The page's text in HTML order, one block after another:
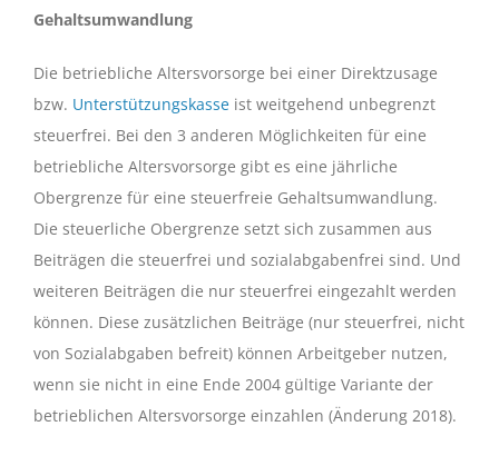
Gehaltsumwandlung
Die betriebliche Altersvorsorge bei einer Direktzusage
bzw. Unterstützungskasse ist weitgehend unbegrenzt
steuerfrei. Bei den 3 anderen Möglichkeiten für eine
betriebliche Altersvorsorge gibt es eine jährliche
Obergrenze für eine steuerfreie Gehaltsumwandlung.
Die steuerliche Obergrenze setzt sich zusammen aus
Beiträgen die steuerfrei und sozialabgabenfrei sind. Und
weiteren Beiträgen die nur steuerfrei eingezahlt werden
können. Diese zusätzlichen Beiträge (nur steuerfrei, nicht
von Sozialabgaben befreit) können Arbeitgeber nutzen,
wenn sie nicht in eine Ende 2004 gültige Variante der
betrieblichen Altersvorsorge einzahlen (Änderung 2018).